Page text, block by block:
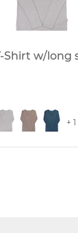
+ 1